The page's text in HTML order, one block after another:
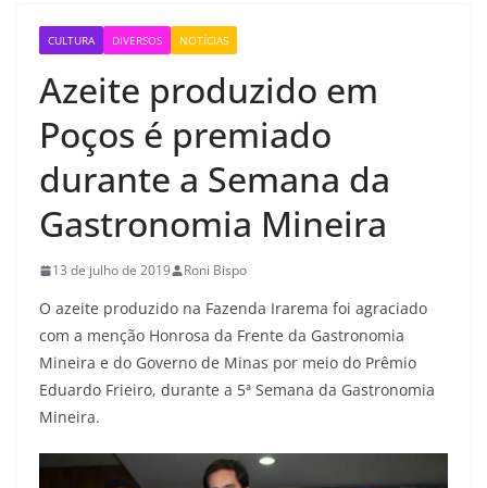
CULTURA DIVERSOS NOTÍCIAS
Azeite produzido em
Poços é premiado
durante a Semana da
Gastronomia Mineira
13 de julho de 2019 Roni Bispo
O azeite produzido na Fazenda Irarema foi agraciado
com a menção Honrosa da Frente da Gastronomia
Mineira e do Governo de Minas por meio do Prêmio
Eduardo Frieiro, durante a 5ª Semana da Gastronomia
Mineira.